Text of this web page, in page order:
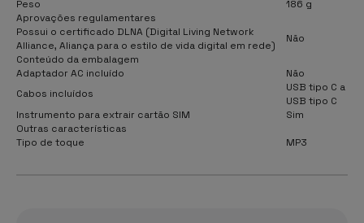
Peso
186 g
Aprovações regulamentares
Possui o certificado DLNA (Digital Living Network
Alliance, Aliança para o estilo de vida digital em rede)
Não
Conteúdo da embalagem
Adaptador AC incluído
Não
Cabos incluídos
USB tipo C a
USB tipo C
Instrumento para extrair cartão SIM
Sim
Outras características
Tipo de toque
MP3